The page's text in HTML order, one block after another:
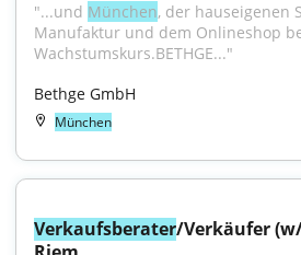
"...und München, der hauseigenen
Manufaktur und dem Onlineshop
Wachstumskurs.BETHGE..."
Bethge GmbH
München
Verkaufsberater/Verkäufer